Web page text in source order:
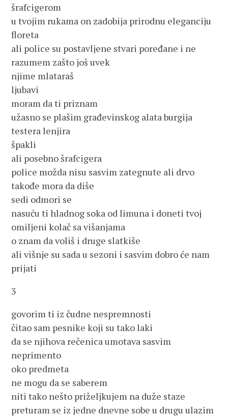
šrafcigerom
u tvojim rukama on zadobija prirodnu eleganciju
floreta
ali police su postavljene stvari poređane i ne
razumem zašto još uvek
njime mlataraš
ljubavi
moram da ti priznam
užasno se plašim građevinskog alata burgija
testera lenjira
špakli
ali posebno šrafcigera
police možda nisu sasvim zategnute ali drvo
takođe mora da diše
sedi odmori se
nasuću ti hladnog soka od limuna i doneti tvoj
omiljeni kolač sa višanjama
o znam da voliš i druge slatkiše
ali višnje su sada u sezoni i sasvim dobro će nam
prijati
3
govorim ti iz čudne nespremnosti
čitao sam pesnike koji su tako laki
da se njihova rečenica umotava sasvim
neprimento
oko predmeta
ne mogu da se saberem
niti tako nešto priželjkujem na duže staze
preturam se iz jedne dnevne sobe u drugu ulazim